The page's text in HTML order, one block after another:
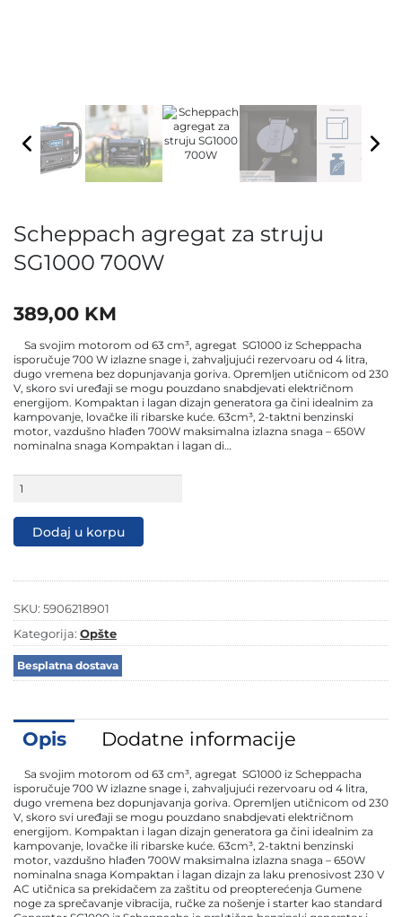
Scheppach agregat za struju
SG1000 700W
389,00 KM
Sa svojim motorom od 63 cm³, agregat SG1000 iz Scheppacha
isporučuje 700 W izlazne snage i, zahvaljujući rezervoaru od 4 litra,
dugo vremena bez dopunjavanja goriva. Opremljen utičnicom od 230
V, skoro svi uređaji se mogu pouzdano snabdjevati električnom
energijom. Kompaktan i lagan dizajn generatora ga čini idealnim za
kampovanje, lovačke ili ribarske kuće. 63cm³, 2-taktni benzinski
motor, vazdušno hlađen 700W maksimalna izlazna snaga – 650W
nominalna snaga Kompaktan i lagan di…
agregat
struju
SG1000
Dodaj u korpu
SKU: 5906218901
Kategorija: Opšte
Besplatna dostava
Opis Dodatne informacije
Sa svojim motorom od 63 cm³, agregat SG1000 iz Scheppacha
isporučuje 700 W izlazne snage i, zahvaljujući rezervoaru od 4 litra,
dugo vremena bez dopunjavanja goriva. Opremljen utičnicom od 230
V, skoro svi uređaji se mogu pouzdano snabdjevati električnom
energijom. Kompaktan i lagan dizajn generatora ga čini idealnim za
kampovanje, lovačke ili ribarske kuće. 63cm³, 2-taktni benzinski
motor, vazdušno hlađen 700W maksimalna izlazna snaga – 650W
nominalna snaga Kompaktan i lagan dizajn za laku prenosivost 230 V
AC utičnica sa prekidačem za zaštitu od preopterećenja Gumene
noge za sprečavanje vibracija, ručke za nošenje i starter kao standard